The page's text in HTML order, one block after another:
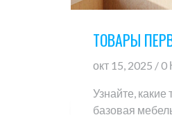
ТОВАРЫ
окт 15, 2025 /
Узнайте,
базовая